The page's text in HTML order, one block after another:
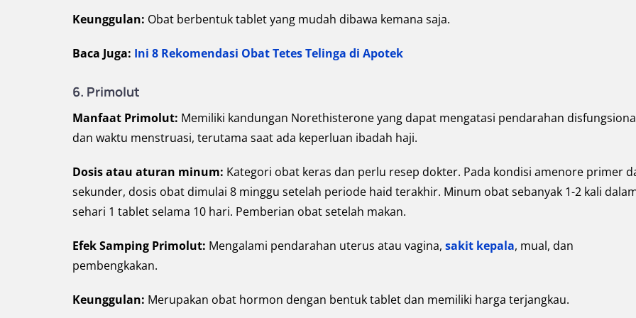
Keunggulan: Obat berbentuk tablet yang mudah dibawa kemana saja.
Baca Juga: Ini 8 Rekomendasi Obat Tetes Telinga di Apotek
6. Primolut
Manfaat Primolut: Memiliki kandungan Norethisterone yang dapat mengatasi pendarahan
dan waktu menstruasi, terutama saat ada keperluan ibadah haji.
Dosis atau aturan minum: Kategori obat keras dan perlu resep dokter. Pada kondisi amenore primer
sekunder, dosis obat dimulai 8 minggu setelah periode haid terakhir. Minum obat sebanyak 1-2 kali
sehari 1 tablet selama 10 hari. Pemberian obat setelah makan.
Efek Samping Primolut: Mengalami pendarahan uterus atau vagina, sakit kepala, mual, dan
pembengkakan.
Keunggulan: Merupakan obat hormon dengan bentuk tablet dan memiliki harga terjangkau.